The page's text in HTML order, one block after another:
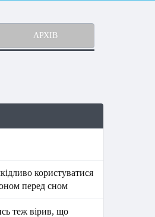
АРХІВ
користуватися
перед сном
теж вірив, що